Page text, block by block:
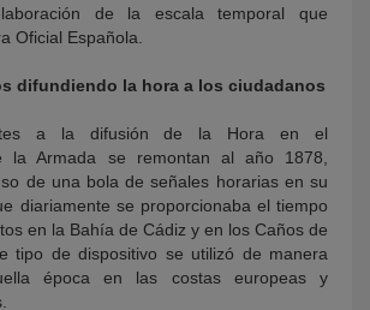
de la escala temporal que
Oficial Española.
difundiendo la hora a los ciudadanos
a la difusión de la Hora en el
la Armada se remontan al año 1878,
de una bola de señales horarias en su
diariamente se proporcionaba el tiempo
en la Bahía de Cádiz y en los Caños de
tipo de dispositivo se utilizó de manera
época en las costas europeas y